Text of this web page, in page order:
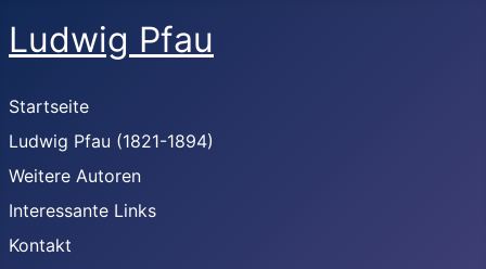
Ludwig Pfau
Startseite
Ludwig Pfau (1821-1894)
Weitere Autoren
Interessante Links
Kontakt